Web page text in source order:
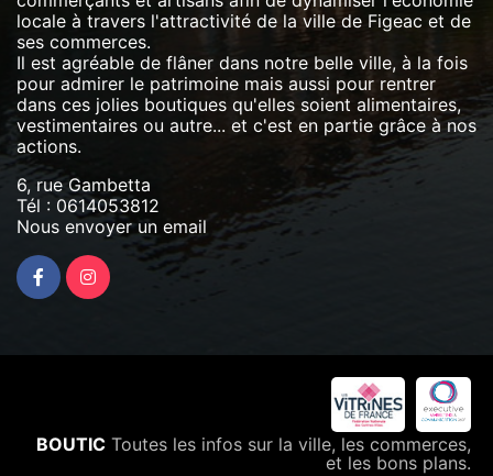
locale à travers l'attractivité de la ville de Figeac et de
ses commerces.
Il est agréable de flâner dans notre belle ville, à la fois
pour admirer le patrimoine mais aussi pour rentrer
dans ces jolies boutiques qu'elles soient alimentaires,
vestimentaires ou autre... et c'est en partie grâce à nos
actions.
6, rue Gambetta
Tél : 0614053812
Nous envoyer un email
BOUTIC Toutes les infos sur la ville, les commerces,
et les bons plans.